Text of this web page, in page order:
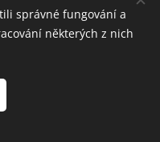
správné fungování a
některých z nich